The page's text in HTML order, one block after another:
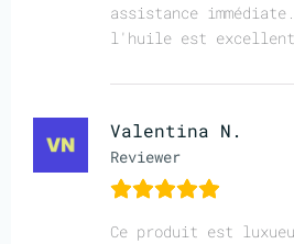
assistance
l'huile est
Valentina N.
Reviewer
Ce produit est